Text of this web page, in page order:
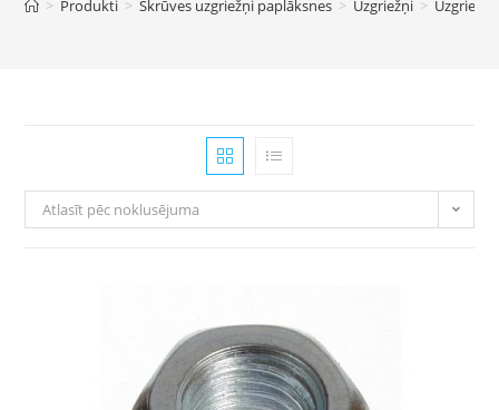
> Produkti > Skrūves uzgriežņi paplāksnes > Uzgriežņi > Uzgriežņi
Atlasīt pēc noklusējuma